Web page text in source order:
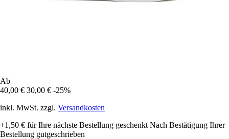
Ab
40,00 € 30,00 € -25%
inkl. MwSt. zzgl. Versandkosten
+1,50 € für Ihre nächste Bestellung geschenkt Nach Bestätigung Ihrer
Bestellung gutgeschrieben